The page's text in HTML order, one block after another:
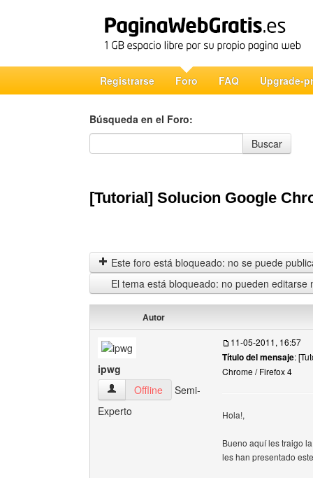
Registrarse Foro FAQ Upgrade-
Búsqueda en el Foro:
Búsqueda en el Foro
Buscar
[Tutorial] Solucion Google
Este foro está bloqueado: no se puede
El tema está bloqueado: no pueden editarse
Autor
ipwg
ipwg Ver perfil del usuario
Offline
Semi-
Experto
11-05-2011, 16:57
Título del mensaje:
Chrome / Firefox 4
Hola!,
Bueno aquí les traigo
les han presentado